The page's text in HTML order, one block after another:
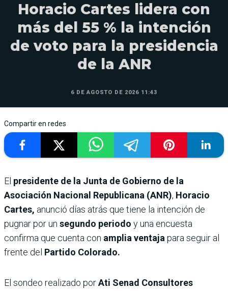
Horacio Cartes lidera con
más del 55 % la intención
de voto para la presidencia
de la ANR
6 DE AGOSTO DE 2026 11:43
Compartir en redes
El presidente de la Junta de Gobierno de la
Asociación Nacional Republicana (ANR), Horacio
Cartes, anunció días atrás que tiene la intención de
pugnar por un segundo periodo y una encuesta
confirma que cuenta con amplia ventajapara seguir al
frente del Partido Colorado.
El sondeo realizado porAti Senad Consultores